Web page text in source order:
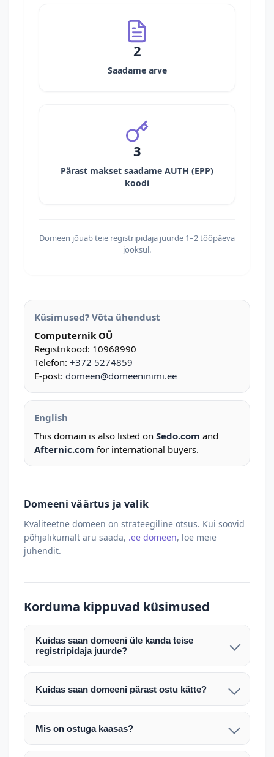
2
Saadame arve
3
Pärast makset saadame AUTH (EPP)
koodi
Domeen jõuab teie registripidaja juurde 1–2 tööpäeva
jooksul.
Küsimused? Võta ühendust
Computernik OÜ
Registrikood: 10968990
Telefon: +372 5274859
E-post: domeen@domeeninimi.ee
English
This domain is also listed on Sedo.com and
Afternic.com for international buyers.
Domeeni väärtus ja valik
Kvaliteetne domeen on strateegiline otsus. Kui soovid
põhjalikumalt aru saada, .ee domeen, loe meie
juhendit.
Korduma kippuvad küsimused
Kuidas saan domeeni üle kanda teise
registripidaja juurde?
Pärast makse laekumist edastame teile domeeni
AUTH (EPP) koodi. Selle abil saate domeeni üle
Domeeni ülekandmine toimub registripidajate
tööpäeva. Täpsemad juhised saadetakse teile e-
Kuidas saan domeeni pärast ostu kätte?
Pärast ostu vormistamist väljastame arve.
Maksekinnituse järel edastame teile domeeni
enda valitud registripidaja juurde.
Mis on ostuga kaasas?
Ostuga kaasas on domeeninime omandiõigus.